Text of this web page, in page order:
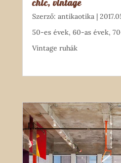
chic, vintage
Szerző: antikaotika|
50-es évek, 60-as évek,
Vintage ruhák